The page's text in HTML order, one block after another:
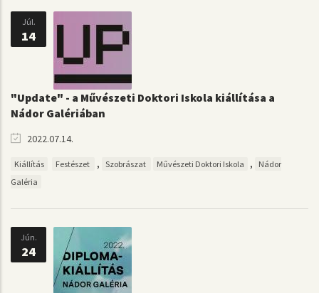
Júl.
14
"Update" - a Művészeti Doktori Iskola kiállítása a
Nádor Galériában
2022.07.14.
Kiállítás Festészet , Szobrászat Művészeti Doktori Iskola ,
Nádor
Galéria
Jún.
24